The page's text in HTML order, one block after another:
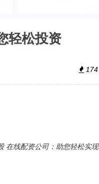
轻松投资
174
在线配资公司：助您轻松实现